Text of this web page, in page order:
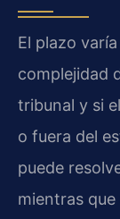
El plazo
complejidad
tribunal y si
o fuera del
puede
mientras